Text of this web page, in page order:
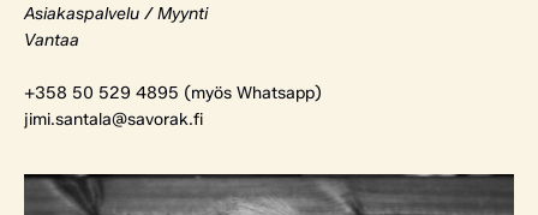
Asiakaspalvelu / Myynti
Vantaa
+358 50 529 4895 (myös Whatsapp)
jimi.santala@savorak.fi